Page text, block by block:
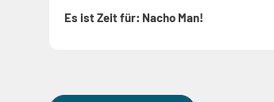
Es ist Zeit für: Nacho Man!